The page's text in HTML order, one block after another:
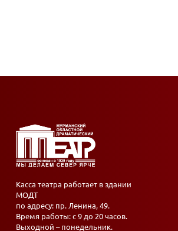
Касса театра работает в здании
МОДТ
по адресу: пр. Ленина, 49.
Время работы: с 9 до 20 часов.
Выходной – понедельник.